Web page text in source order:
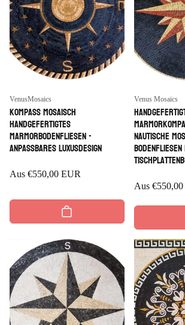
Anbieter:
VenusMosaics
Kompass mosaisch
handgefertigtes
Marmorbodenfliesen -
anpassbares Luxusdesign
Regulärer
Aus €550,00 EUR
Anbieter:
Venus Mosaics
nautische
Regulärer
Aus